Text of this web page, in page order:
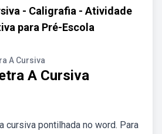
- Caligrafia - Atividade
para Pré-Escola
A Cursiva
A Cursiva
cursiva pontilhada no word. Para